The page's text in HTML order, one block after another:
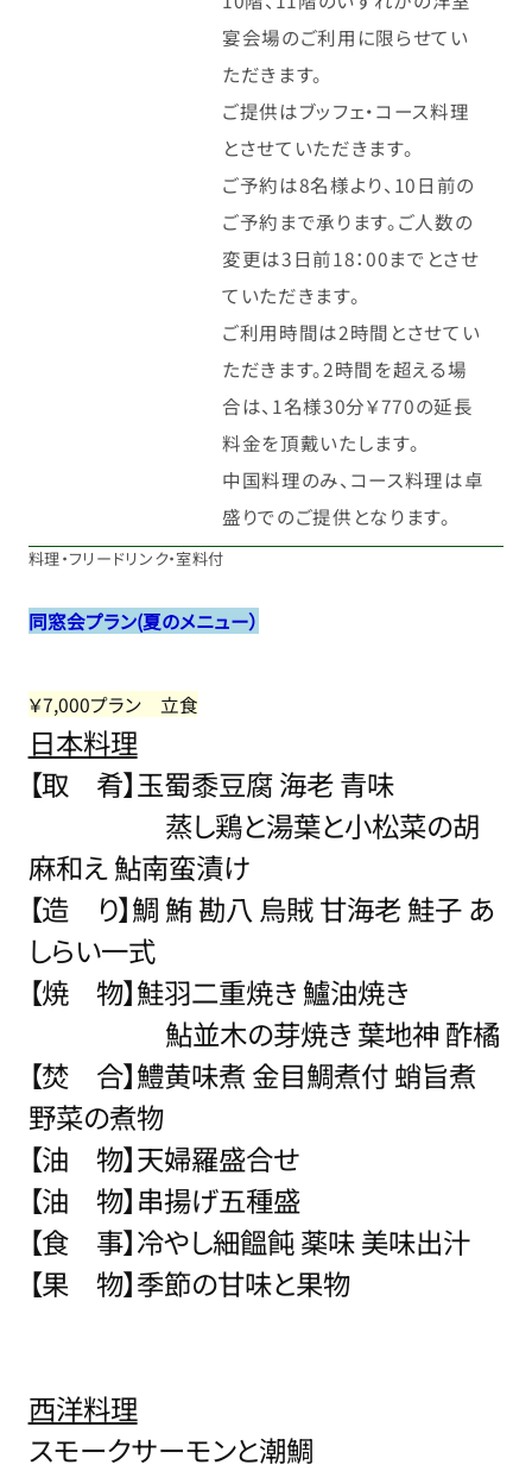
宴会場のご利用に限らせてい
ただきます。
ご提供はブッフェ・コース料理
とさせていただきます。
ご予約は8名様より、10日前の
ご予約まで承ります。ご人数の
変更は3日前18：00までとさせ
ていただきます。
ご利用時間は2時間とさせてい
ただきます。2時間を超える場
合は、1名様30分￥770の延長
料金を頂戴いたします。
中国料理のみ、コース料理は卓
盛りでのご提供となります。
料理・フリードリンク・室料付
同窓会プラン(夏のメニュー）
￥7,000プラン 立食
日本料理
【取 肴】玉蜀黍豆腐 海老 青味
蒸し鶏と湯葉と小松菜の胡
麻和え 鮎南蛮漬け
【造 り】鯛 鮪 勘八 烏賊 甘海老 鮭子 あ
しらい一式
【焼 物】鮭羽二重焼き 鱸油焼き
鮎並木の芽焼き 葉地神 酢橘
【焚 合】鱧黄味煮 金目鯛煮付 蛸旨煮
野菜の煮物
【油 物】天婦羅盛合せ
【油 物】串揚げ五種盛
【食 事】冷やし細饂飩 薬味 美味出汁
【果 物】季節の甘味と果物
西洋料理
スモークサーモンと潮鯛